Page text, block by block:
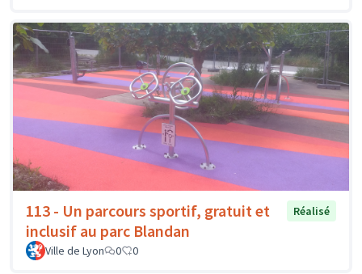
113 - Un parcours sportif, gratuit et
inclusif au parc Blandan
Réalisé
Ville de Lyon 0 0